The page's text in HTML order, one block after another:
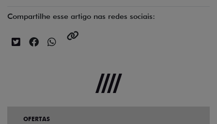
Compartilhe esse artigo nas redes sociais:
OFERTAS